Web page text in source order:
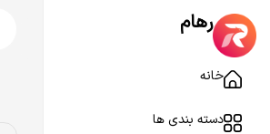
رهام
خانه
دسته بندی ها